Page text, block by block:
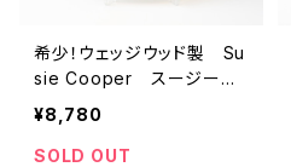
希少！ウェッジウッド製 Su
sie Cooper スージーク
ーパー コレクターズクラ
ブ 限定プレート 【イギリ
ス】 ビンテージ コーヒ
¥8,780
SOLD OUT